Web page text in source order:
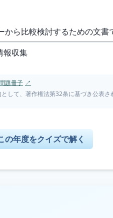
ら比較検討するための文書
報収集
題冊子 ↗
て、著作権法第32条に基づき公表さ
の年度をクイズで解く